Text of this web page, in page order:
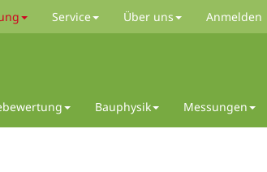
Service Über uns Anmelden
Bauphysik Messungen